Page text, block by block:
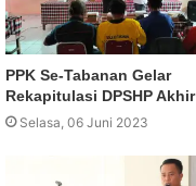
PPK Se-Tabanan Gelar
Rekapitulasi DPSHP Akhir
Selasa, 06 Juni 2023